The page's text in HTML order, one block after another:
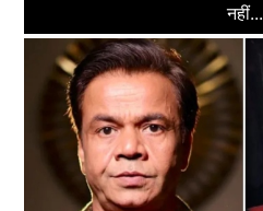
नहीं...